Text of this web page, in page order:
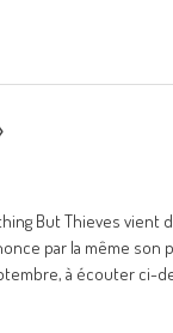
But Thieves vient
par la même son
à écouter ci-